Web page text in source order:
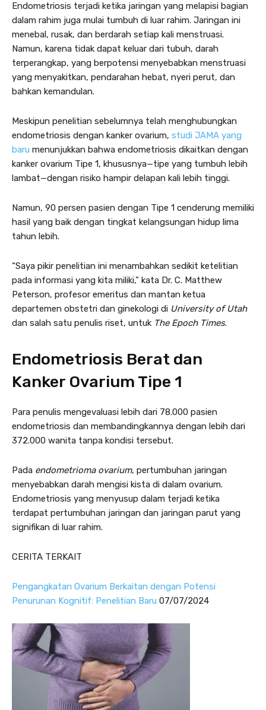
Endometriosis terjadi ketika jaringan yang melapisi bagian
dalam rahim juga mulai tumbuh di luar rahim. Jaringan ini
menebal, rusak, dan berdarah setiap kali menstruasi.
Namun, karena tidak dapat keluar dari tubuh, darah
terperangkap, yang berpotensi menyebabkan menstruasi
yang menyakitkan, pendarahan hebat, nyeri perut, dan
bahkan kemandulan.
Meskipun penelitian sebelumnya telah menghubungkan
endometriosis dengan kanker ovarium, studi JAMA yang
baru menunjukkan bahwa endometriosis dikaitkan dengan
kanker ovarium Tipe 1, khususnya—tipe yang tumbuh lebih
lambat—dengan risiko hampir delapan kali lebih tinggi.
Namun, 90 persen pasien dengan Tipe 1 cenderung memiliki
hasil yang baik dengan tingkat kelangsungan hidup lima
tahun lebih.
“Saya pikir penelitian ini menambahkan sedikit ketelitian
pada informasi yang kita miliki,” kata Dr. C. Matthew
Peterson, profesor emeritus dan mantan ketua
departemen obstetri dan ginekologi di University of Utah
dan salah satu penulis riset, untuk The Epoch Times.
Endometriosis Berat dan
Kanker Ovarium Tipe 1
Para penulis mengevaluasi lebih dari 78.000 pasien
endometriosis dan membandingkannya dengan lebih dari
372.000 wanita tanpa kondisi tersebut.
Pada endometrioma ovarium, pertumbuhan jaringan
menyebabkan darah mengisi kista di dalam ovarium.
Endometriosis yang menyusup dalam terjadi ketika
terdapat pertumbuhan jaringan dan jaringan parut yang
signifikan di luar rahim.
CERITA TERKAIT
Pengangkatan Ovarium Berkaitan dengan Potensi
Penurunan Kognitif: Penelitian Baru 07/07/2024